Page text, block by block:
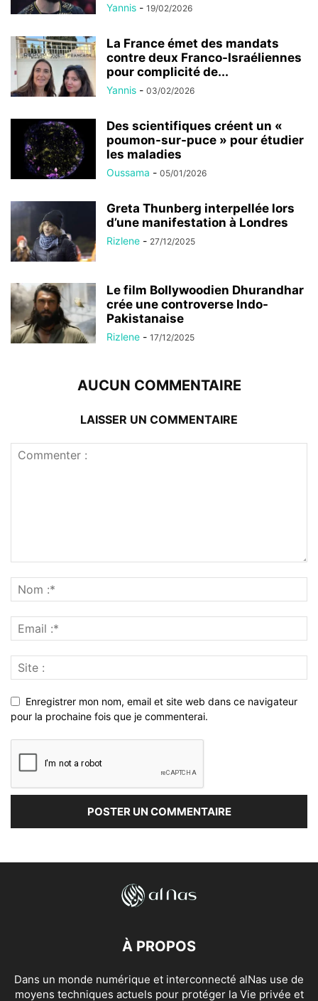
Yannis - 19/02/2026
La France émet des mandats
contre deux Franco-Israéliennes
pour complicité de...
Yannis - 03/02/2026
Des scientifiques créent un «
poumon-sur-puce » pour étudier
les maladies
Oussama - 05/01/2026
Greta Thunberg interpellée lors
d’une manifestation à Londres
Rizlene - 27/12/2025
Le film Bollywoodien Dhurandhar
crée une controverse Indo-
Pakistanaise
Rizlene - 17/12/2025
AUCUN COMMENTAIRE
LAISSER UN COMMENTAIRE
Enregistrer mon nom, email et site web dans ce navigateur
pour la prochaine fois que je commenterai.
À PROPOS
Dans un monde numérique et interconnecté alNas use de
moyens techniques actuels pour protéger la Vie privée et